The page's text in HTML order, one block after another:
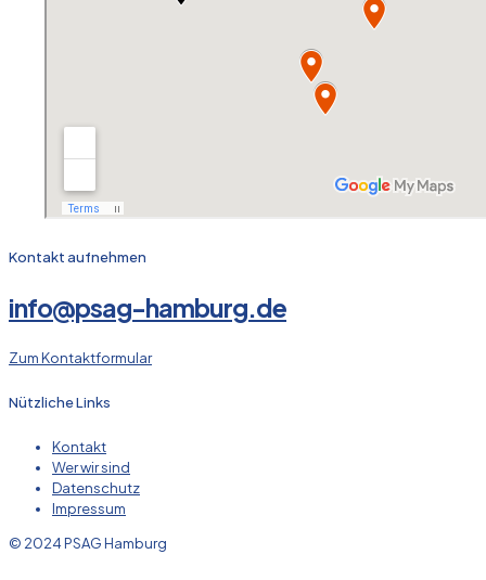
Kontakt aufnehmen
info@psag-hamburg.de
Zum Kontaktformular
Nützliche Links
Kontakt
Wer wir sind
Datenschutz
Impressum
© 2024 PSAG Hamburg